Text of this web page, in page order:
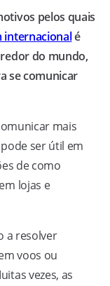
pelos quais
internacionalé
do mundo,
se comunicar
mais
ser útil em
de como
lojas e
a resolver
voos ou
vezes, as